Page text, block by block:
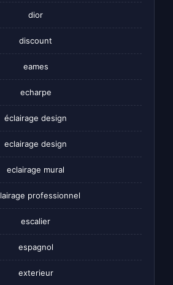
dior
discount
eames
echarpe
éclairage design
eclairage design
eclairage mural
professionnel
escalier
espagnol
exterieur